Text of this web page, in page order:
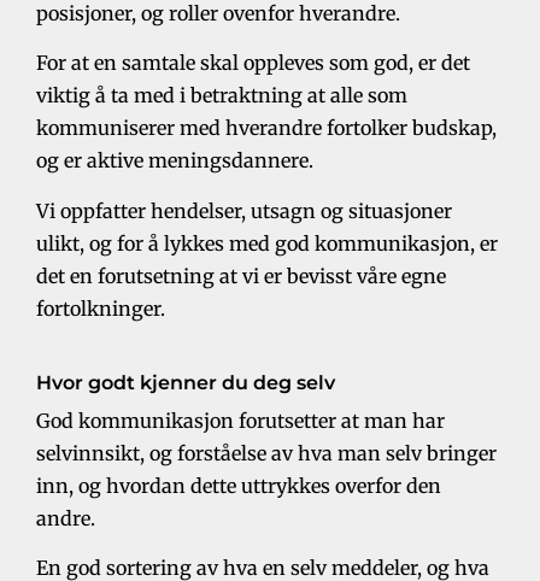
posisjoner, og roller ovenfor hverandre.
For at en samtale skal oppleves som god, er det
viktig å ta med i betraktning at alle som
kommuniserer med hverandre fortolker budskap,
og er aktive meningsdannere.
Vi oppfatter hendelser, utsagn og situasjoner
ulikt, og for å lykkes med god kommunikasjon, er
det en forutsetning at vi er bevisst våre egne
fortolkninger.
Hvor godt kjenner du deg selv
God kommunikasjon forutsetter at man har
selvinnsikt, og forståelse av hva man selv bringer
inn, og hvordan dette uttrykkes overfor den
andre.
En god sortering av hva en selv meddeler, og hva